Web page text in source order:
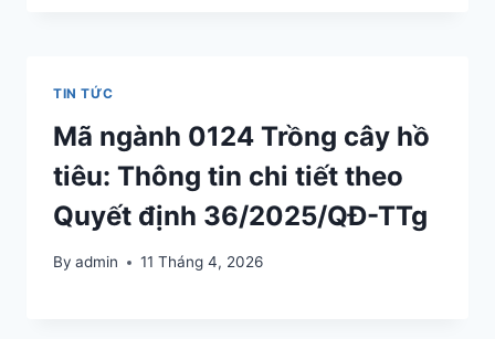
TIN TỨC
Mã ngành 0124 Trồng cây hồ
tiêu: Thông tin chi tiết theo
Quyết định 36/2025/QĐ-TTg
By admin 11 Tháng 4, 2026